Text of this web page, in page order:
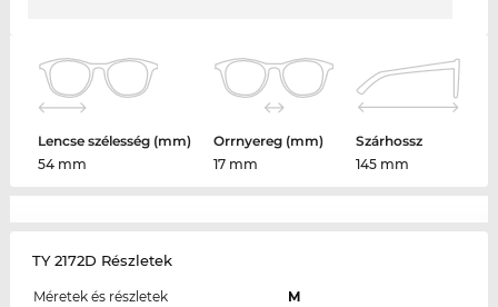
Lencse szélesség (mm)
54 mm
Orrnyereg (mm)
17 mm
Szárhossz
145 mm
TY 2172D Részletek
Méretek és részletek
M